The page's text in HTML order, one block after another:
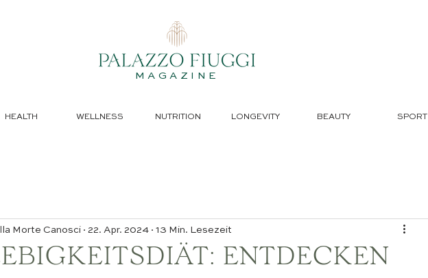
MAGAZINE
HEALTH WELLNESS NUTRITION LONGEVITY BEAUTY SPORT
ENTDECKEN
Morte Canosci 22. Apr. 2024 13 Min. Lesezeit